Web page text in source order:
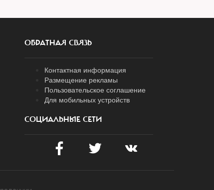
ОБРАТНАЯ СВЯЗЬ
Контактная информация
Размещение рекламы
Пользовательское соглашение
Для мобильных устройств
СОЦИАЛЬНЫЕ СЕТИ